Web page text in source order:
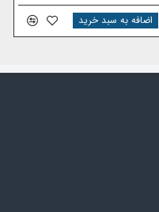
اضافه به سبد خرید